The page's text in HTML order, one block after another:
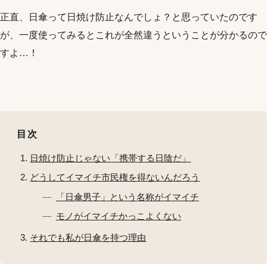
正直、日傘って日焼け防止なんでしょ？と思っていたのです
が、一度使ってみるとこれが全然違うということが分かるので
すよ…！
目次
日焼け防止じゃない「携帯する日陰だ」
どうしてイマイチ市民権を得ないんだろう
「日傘男子」という名称がイマイチ
モノがイマイチかっこよくない
それでも私が日傘を持つ理由